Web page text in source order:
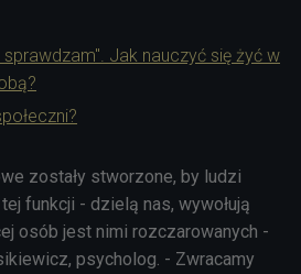
Jak nauczyć się żyć w
zostały stworzone, by ludzi
tej funkcji - dzielą nas, wywołują
osób jest nimi rozczarowanych -
psycholog. - Zwracamy